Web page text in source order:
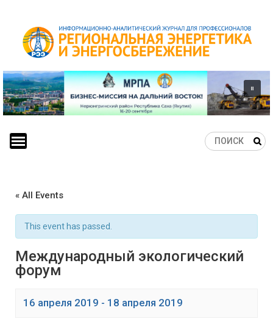
content
« All Events
This event has passed.
Международный экологический
форум
16 апреля 2019 - 18 апреля 2019